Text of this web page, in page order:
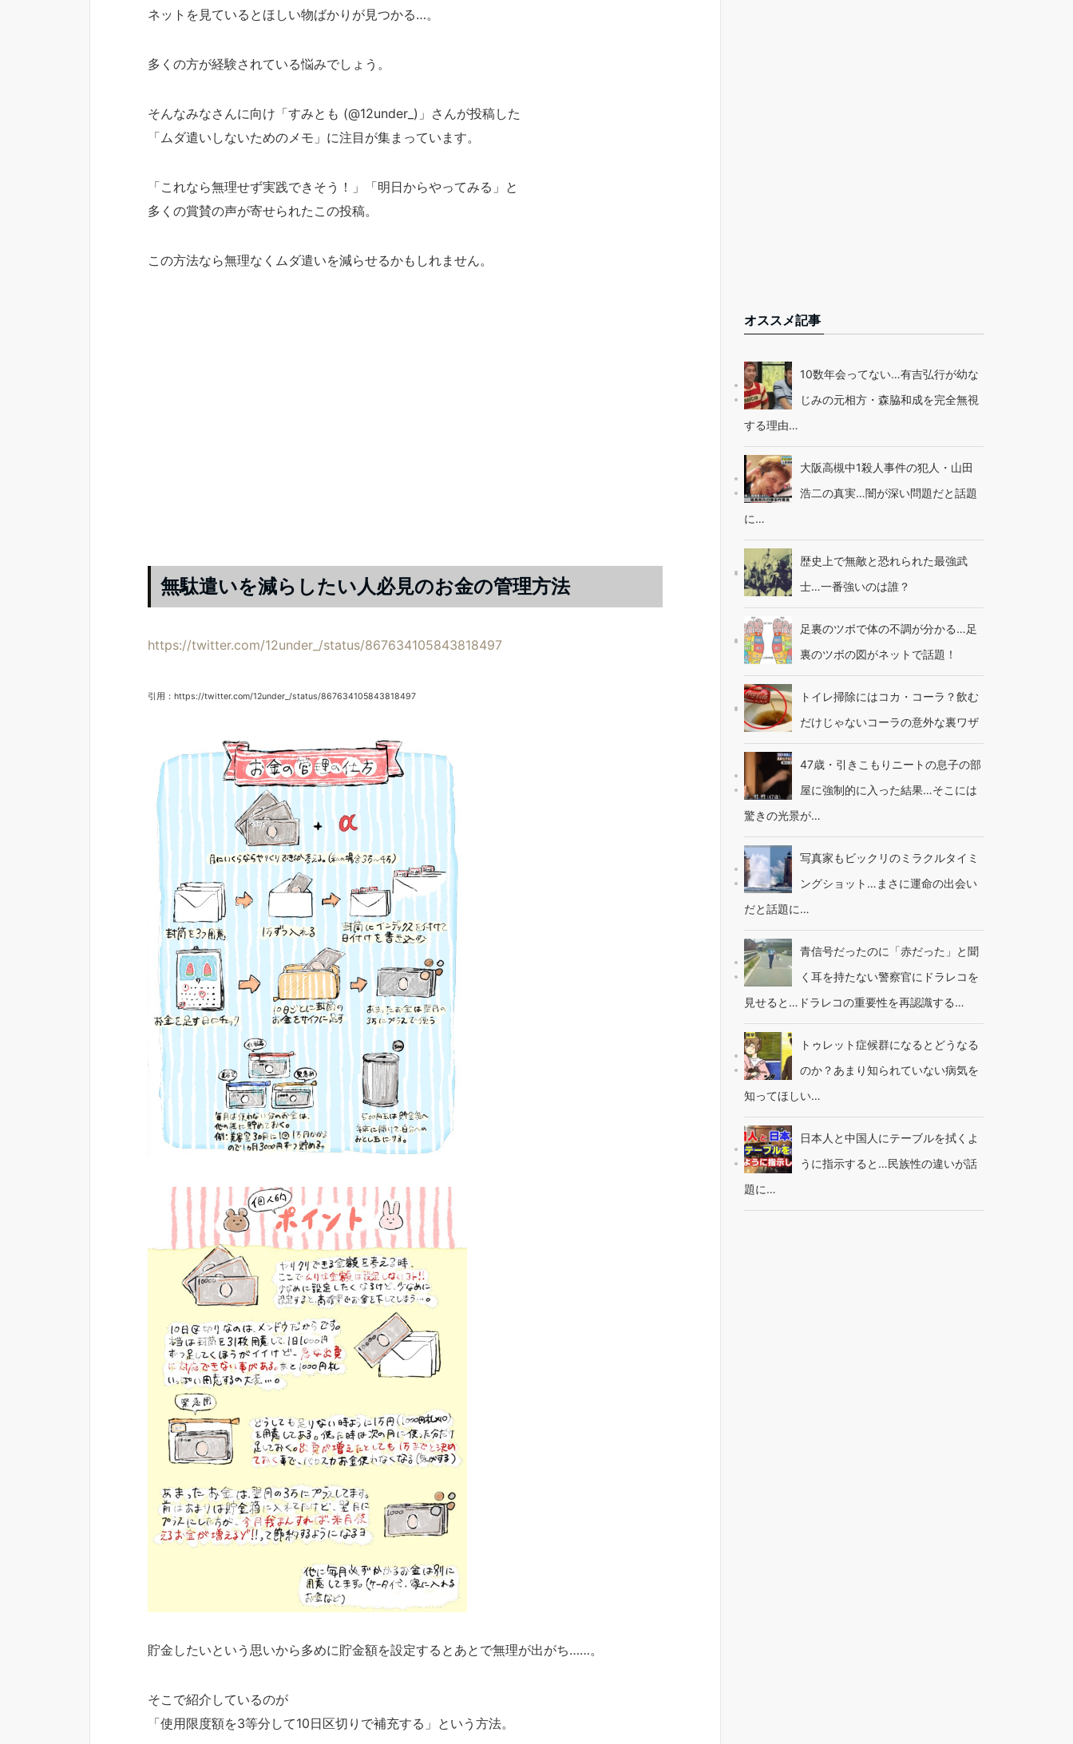
ネットを見ているとほしい物ばかりが見つかる…。
多くの方が経験されている悩みでしょう。
そんなみなさんに向け「すみとも (@12under_)」さんが投稿した
「ムダ遣いしないためのメモ」に注目が集まっています。
「これなら無理せず実践できそう！」「明日からやってみる」と
多くの賞賛の声が寄せられたこの投稿。
この方法なら無理なくムダ遣いを減らせるかもしれません。
無駄遣いを減らしたい人必見のお金の管理方法
https://twitter.com/12under_/status/867634105843818497
引用：https://twitter.com/12under_/status/867634105843818497
貯金したいという思いから多めに貯金額を設定するとあとで無理が出がち……。
そこで紹介しているのが
「使用限度額を3等分して10日区切りで補充する」という方法。
オススメ記事
10数年会ってない…有吉弘行が幼な
じみの元相方・森脇和成を完全無視
する理由…
大阪高槻中1殺人事件の犯人・山田
浩二の真実…闇が深い問題だと話題
に…
歴史上で無敵と恐れられた最強武
士…一番強いのは誰？
足裏のツボで体の不調が分かる…足
裏のツボの図がネットで話題！
トイレ掃除にはコカ・コーラ？飲む
だけじゃないコーラの意外な裏ワザ
47歳・引きこもりニートの息子の部
屋に強制的に入った結果…そこには
驚きの光景が…
写真家もビックリのミラクルタイミ
ングショット…まさに運命の出会い
だと話題に…
青信号だったのに「赤だった」と聞
く耳を持たない警察官にドラレコを
見せると…ドラレコの重要性を再認識する…
トゥレット症候群になるとどうなる
のか？あまり知られていない病気を
知ってほしい…
日本人と中国人にテーブルを拭くよ
うに指示すると…民族性の違いが話
題に…